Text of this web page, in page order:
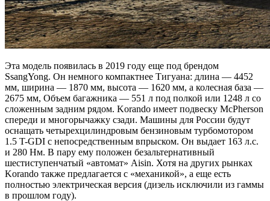
Эта модель появилась в 2019 году еще под брендом
SsangYong. Он немного компактнее Тигуана: длина — 4452
мм, ширина — 1870 мм, высота — 1620 мм, а колесная база —
2675 мм, Объем багажника — 551 л под полкой или 1248 л со
сложенным задним рядом. Korando имеет подвеску McPherson
спереди и многорычажку сзади. Машины для России будут
оснащать четырехцилиндровым бензиновым турбомотором
1.5 T-GDI с непосредственным впрыском. Он выдает 163 л.с.
и 280 Нм. В пару ему положен безальтернативный
шестиступенчатый «автомат» Aisin. Хотя на других рынках
Korando также предлагается с «механикой», а еще есть
полностью электрическая версия (дизель исключили из гаммы
в прошлом году).